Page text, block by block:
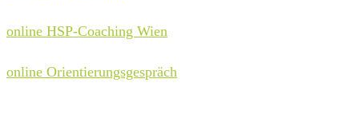
online HSP-Coaching Wien
online Orientierungsgespräch